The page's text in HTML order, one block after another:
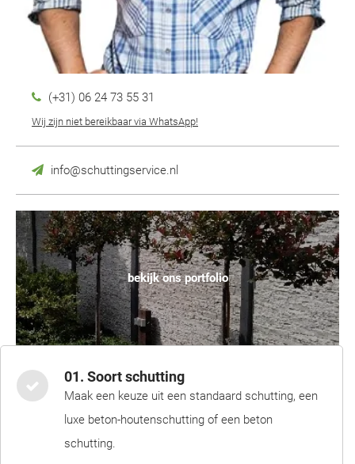
(+31) 06 24 73 55 31
Wij zijn niet bereikbaar via WhatsApp!
info@schuttingservice.nl
bekijk ons portfolio
01. Soort schutting
Maak een keuze uit een standaard schutting, een
luxe beton-houtenschutting of een beton
schutting.